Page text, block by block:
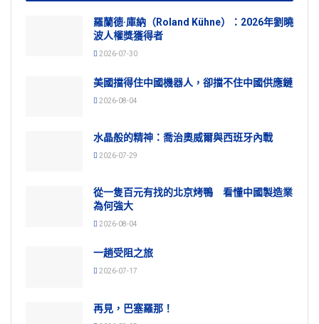
羅蘭德·庫納（Roland Kühne）：2026年劉曉
波人權獎獲得者
2026-07-30
美國擋得住中國機器人，卻擋不住中國供應鏈
2026-08-04
水晶般的精神：喬治奧威爾與西班牙內戰
2026-07-29
從一隻百元有找的北京烤鴨 看懂中國製造業
為何強大
2026-08-04
一趟受阻之旅
2026-07-17
再見，巴塞羅那！